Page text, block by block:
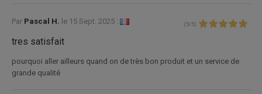
Par Pascal H. le 15 Sept. 2025 : ( 5/ 5)
tres satisfait
pourquoi aller ailleurs quand on de très bon produit et un service de
grande qualité